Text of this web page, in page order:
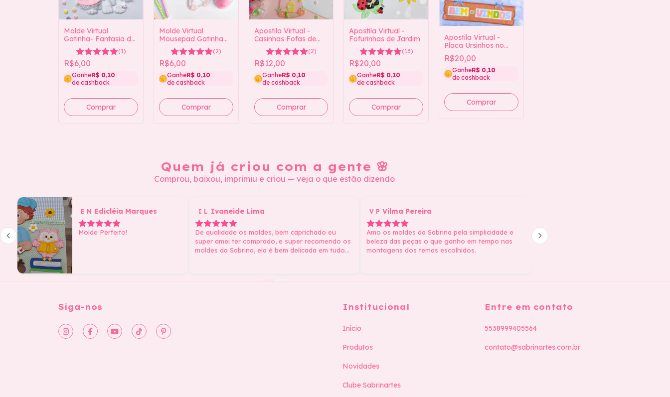
Molde Virtual
Gatinha- Fantasia de
Joaninha (Coleção
Festa à Fantasia)
(1)
R$6,00
GanheR$ 0,10
de cashback
Molde Virtual
Mousepad Gatinha
(Coleção Mousepad
Bichinhos)
(2)
R$6,00
GanheR$ 0,10
de cashback
Apostila Virtual -
Casinhas Fofas de
Jardim
(2)
R$12,00
GanheR$ 0,10
de cashback
Apostila Virtual -
Fofurinhas de Jardim
(13)
R$20,00
GanheR$ 0,10
de cashback
Apostila Virtual -
Placa Ursinhos no
Jardim
R$20,00
GanheR$ 0,10
de cashback
Quem já criou com a gente 🌸
Comprou, baixou, imprimiu e criou — veja o que estão dizendo
E M Edicléia Marques
Molde Perfeito!
I L Ivaneide Lima
De qualidade os moldes, bem caprichado eu
super amei ter comprado, e super recomendo os
moldes da Sabrina, ela é bem delicada em tudo
V P Vilma Pereira
Amo os moldes da Sabrina pela simplicidade e
beleza das peças o que ganho em tempo nas
montagens dos temas escolhidos.
Siga-nos Institucional
Início
Produtos
Novidades
Clube Sabrinartes
Entre em contato
5538999405564
contato@sabrinartes.com.br